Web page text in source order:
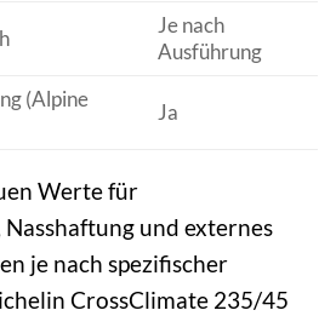
Je nach
Ausführung
(Alpine
Ja
Werte für
und externes
je nach spezifischer
CrossClimate 235/45